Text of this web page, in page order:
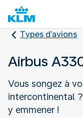
Types d’avions
Airbus
Vous songez à
intercontinental
y emmener !